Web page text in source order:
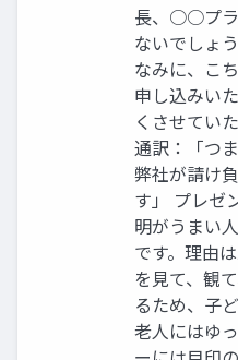
長、○○プラ
ないでしょ
なみに、こ
申し込みい
くさせてい
通訳：「つ
弊社が請け
す」 プレゼ
明がうまい
です。理由
を見て、観
るため、子
老人にはゆ